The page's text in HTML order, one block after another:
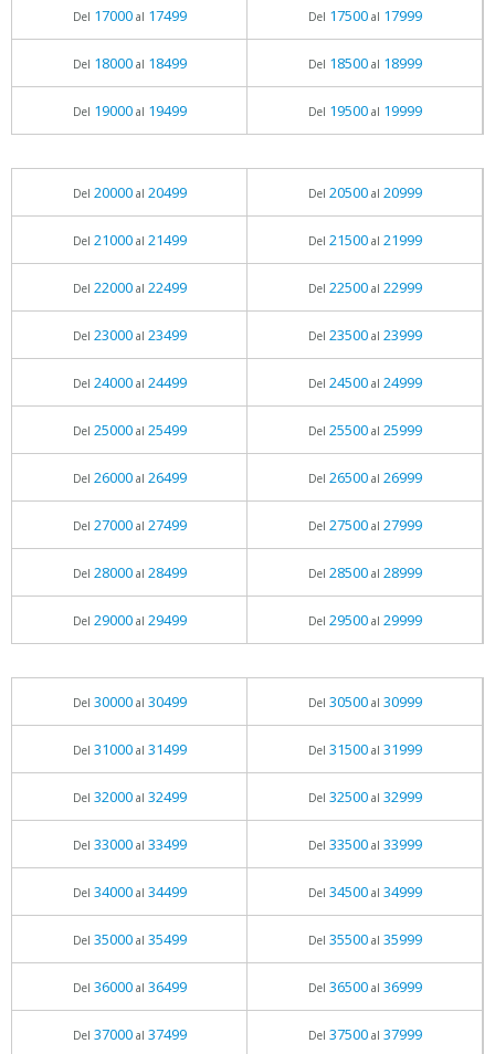
Del 17000al 17499 Del 17500al 17999
Del 18000al 18499 Del 18500al 18999
Del 19000al 19499 Del 19500al 19999
Del 20000al 20499 Del 20500al 20999
Del 21000al 21499 Del 21500al 21999
Del 22000al 22499 Del 22500al 22999
Del 23000al 23499 Del 23500al 23999
Del 24000al 24499 Del 24500al 24999
Del 25000al 25499 Del 25500al 25999
Del 26000al 26499 Del 26500al 26999
Del 27000al 27499 Del 27500al 27999
Del 28000al 28499 Del 28500al 28999
Del 29000al 29499 Del 29500al 29999
Del 30000al 30499 Del 30500al 30999
Del 31000al 31499 Del 31500al 31999
Del 32000al 32499 Del 32500al 32999
Del 33000al 33499 Del 33500al 33999
Del 34000al 34499 Del 34500al 34999
Del 35000al 35499 Del 35500al 35999
Del 36000al 36499 Del 36500al 36999
Del 37000al 37499 Del 37500al 37999